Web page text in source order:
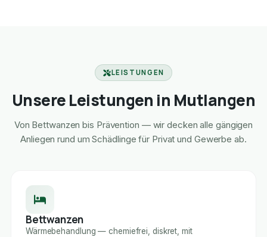
LEISTUNGEN
Unsere Leistungen in Mutlangen
Von Bettwanzen bis Prävention — wir decken alle gängigen
Anliegen rund um Schädlinge für Privat und Gewerbe ab.
Bettwanzen
Wärmebehandlung — chemiefrei, diskret, mit